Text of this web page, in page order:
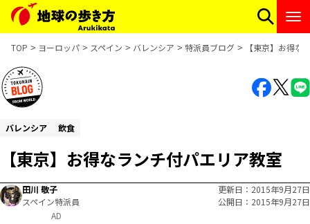
TOP ヨーロッパ スペイン バレンシア 特派員ブログ 【東京】お得な
バレンシア 飲食
【東京】お得なランチ付パエリア教室
田川 敬子
スペイン特派員
更新日
2015年9月27日
公開日
2015年9月27日
AD